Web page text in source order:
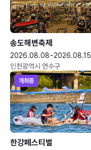
송도해변축제
2026.08.08~2026.08.15
인천광역시 연수구
개최중
한강페스티벌